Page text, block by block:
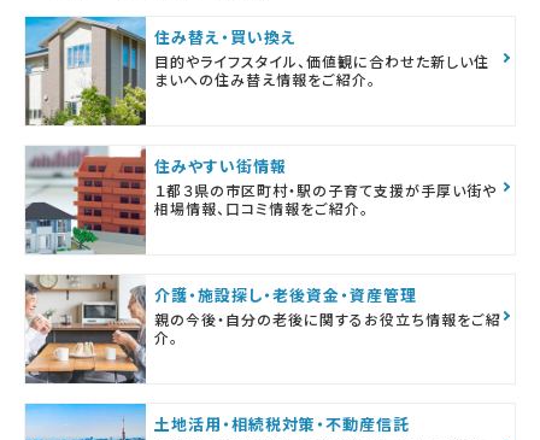
住み替え・買い換え
目的やライフスタイル、価値観に合わせた新しい住
まいへの住み替え情報をご紹介。
住みやすい街情報
１都３県の市区町村・駅の子育て支援が手厚い街や
相場情報、口コミ情報をご紹介。
介護・施設探し・老後資金・資産管理
親の今後・自分の老後に関するお役立ち情報をご紹
介。
土地活用・相続税対策・不動産信託